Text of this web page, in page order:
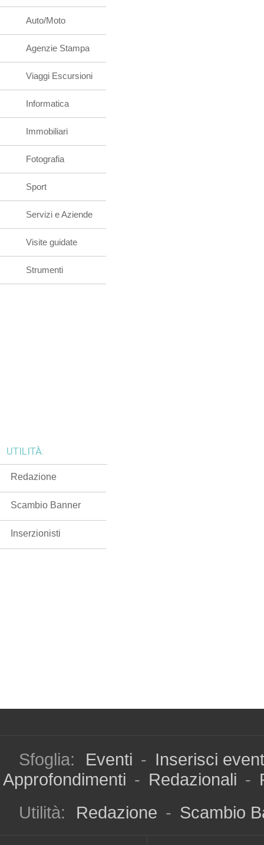
Auto/Moto
Agenzie Stampa
Viaggi Escursioni
Informatica
Immobiliari
Fotografia
Sport
Servizi e Aziende
Visite guidate
Strumenti
UTILITÀ:
Redazione
Scambio Banner
Inserzionisti
Sfoglia: Eventi - Inserisci
Approfondimenti - Redazionali -
Utilità:
Redazione - Scambio